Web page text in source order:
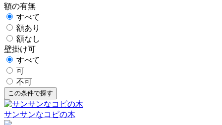
額の有無
すべて
額あり
額なし
壁掛け可
すべて
可
不可
サンサンなコピの木